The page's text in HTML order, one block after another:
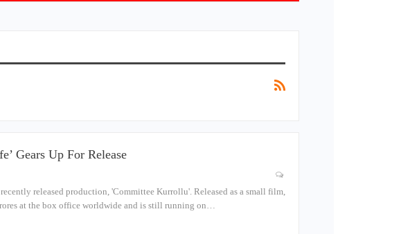
Gears Up For Release
released production, 'Committee Kurrollu'. Released as a small film,
at the box office worldwide and is still running on…